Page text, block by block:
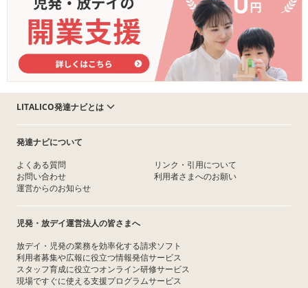
LITALICO発達ナビとは
発達ナビについて
よくある質問
お問い合わせ
運営からのお知らせ
リンク・引用について
利用者さまへのお願い
児発・放デイ運営法人の皆さまへ
放デイ・児発の業務を効率化する請求ソフト
利用者募集や広報に役立つ情報発信サービス
スタッフ育成に役立つオンライン研修サービス
現場ですぐに使える支援プログラムサービス